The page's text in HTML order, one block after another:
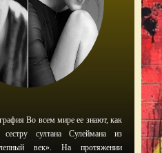
Во всем мире ее знают, как
сестру султана Сулеймана из
век». На протяжении